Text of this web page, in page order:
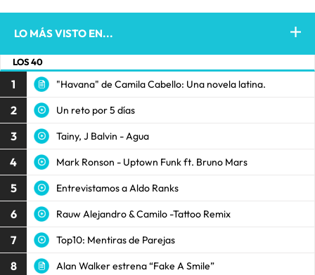
LO MÁS VISTO EN...
LOS 40
1 "Havana" de Camila Cabello: Una novela latina.
2 Un reto por 5 días
3 Tainy, J Balvin - Agua
4 Mark Ronson - Uptown Funk ft. Bruno Mars
5 Entrevistamos a Aldo Ranks
6 Rauw Alejandro & Camilo -Tattoo Remix
7 Top10: Mentiras de Parejas
8 Alan Walker estrena “Fake A Smile”